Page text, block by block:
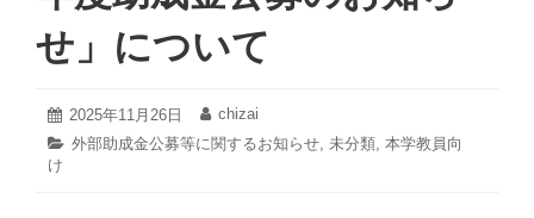
せ」について
投
稿
2025年11月26日
2026
年
2
投
稿
者:
chizai
カ
外部助成金公募等に関するお知らせ, 未分類, 本学教員向
け